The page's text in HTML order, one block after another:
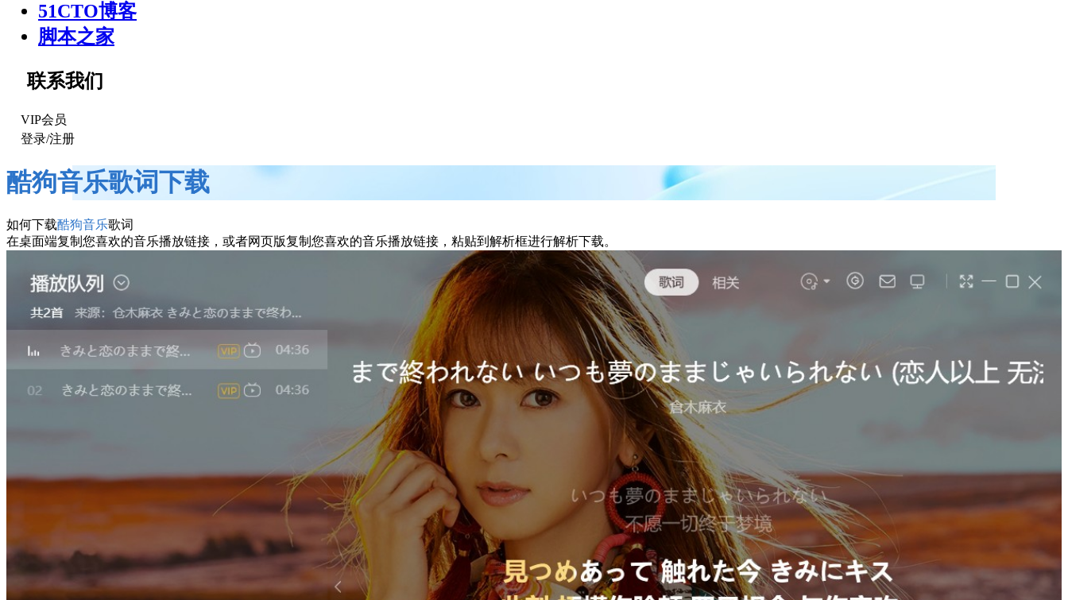
51CTO博客
脚本之家
联系我们
VIP会员
登录/注册
酷狗音乐歌词下载
如何下载酷狗音乐歌词
在桌面端复制您喜欢的音乐播放链接，或者网页版复制您喜欢的音乐播放链接，粘贴到解析框进行解析下载。